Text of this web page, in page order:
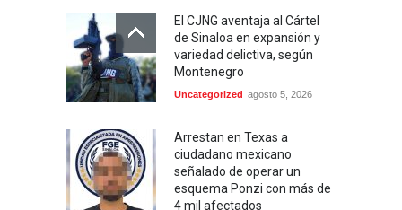
El CJNG aventaja al Cártel
de Sinaloa en expansión y
variedad delictiva, según
Montenegro
Uncategorized agosto 5, 2026
Arrestan en Texas a
ciudadano mexicano
señalado de operar un
esquema Ponzi con más de
4 mil afectados